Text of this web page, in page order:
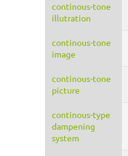
continous-tone
illutration
continous-tone
image
continous-tone
picture
continous-type
dampening
system